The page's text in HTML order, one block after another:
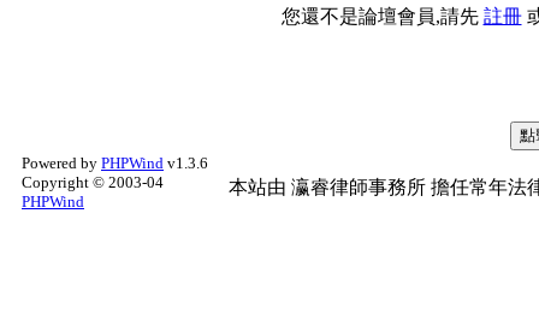
您還不是論壇會員,請先 註冊
Powered by PHPWind v1.3.6
Copyright © 2003-04
PHPWind
本站由 瀛睿律師事務所 擔任常年法